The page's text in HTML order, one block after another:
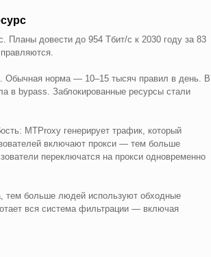
довести до 954 Тбит/с к 2030 году за 83
Обычная норма — 10–15 тысяч правил в день. В
в bypass. Заблокированные ресурсы стали
MTProxy генерирует трафик, который
включают прокси — тем больше
переключатся на прокси одновременно
тем больше людей используют обходные
вся система фильтрации — включая